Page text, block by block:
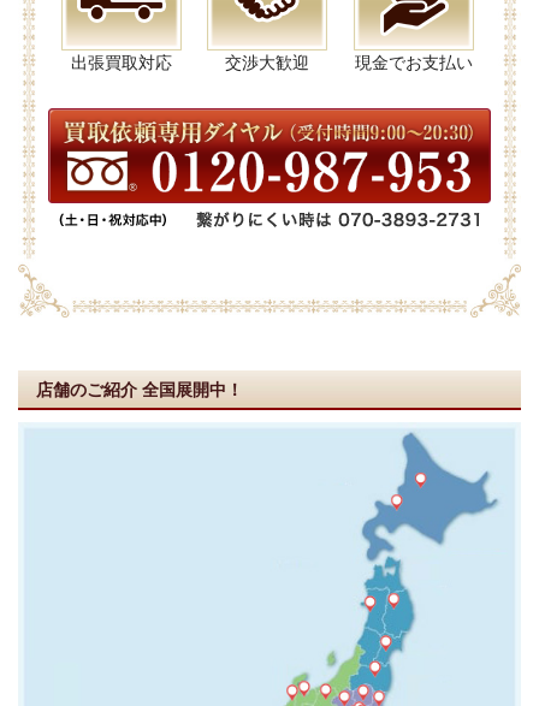
出張買取対応 交渉大歓迎 現金でお支払い
店舗のご紹介 全国展開中！